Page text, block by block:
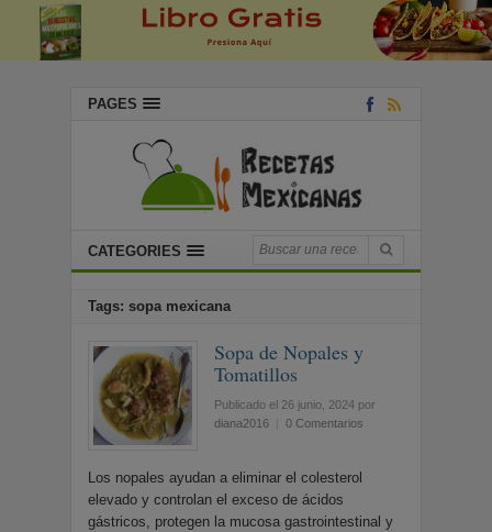
PAGES
CATEGORIES
Tags: sopa mexicana
Sopa de Nopales y
Tomatillos
Publicado el 26 junio, 2024 por
diana2016
0 Comentarios
Los nopales ayudan a eliminar el colesterol
elevado y controlan el exceso de ácidos
gástricos, protegen la mucosa gastrointestinal y